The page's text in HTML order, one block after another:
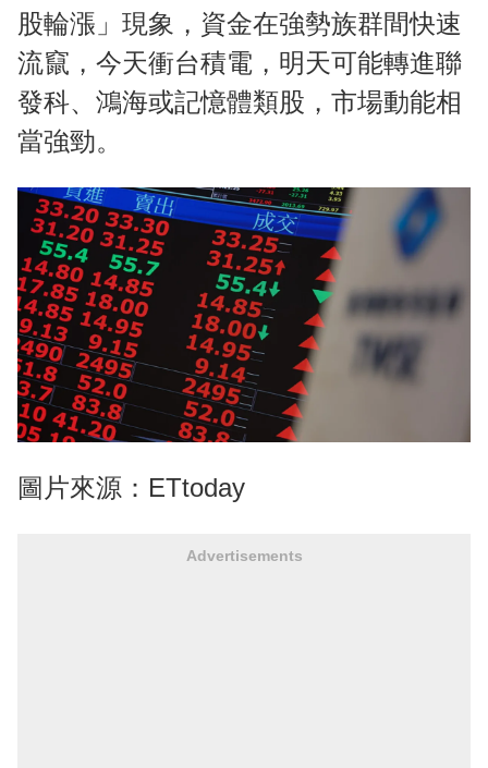
股輪漲」現象，資金在強勢族群間快速
流竄，今天衝台積電，明天可能轉進聯
發科、鴻海或記憶體類股，市場動能相
當強勁。
圖片來源：ETtoday
Advertisements